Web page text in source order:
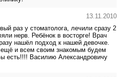
13.11.2010
раз у стоматолога, лечили сразу 2
нерв. Ребёнок в восторге! Врач
нашёл подход к нашей девочке.
и всем своим знакомым будем
есть!!!! Василию Александровичу